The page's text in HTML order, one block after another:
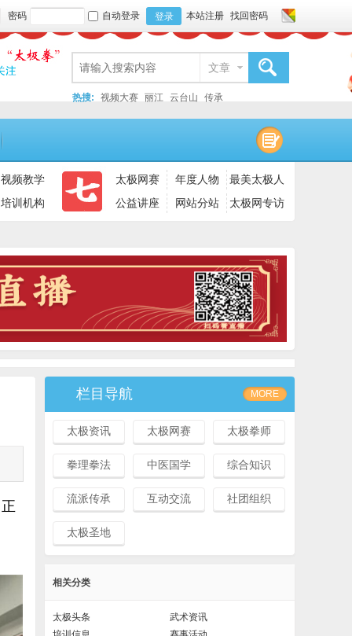
密码 自动登录 登录 本站注册 找回密码
文章
热搜: 视频大赛 丽江 云台山 传承
视频教学
培训机构
太极网赛 年度人物
最美太极人
公益讲座
网站分站 太极网专访
栏目导航 MORE
太极资讯 太极网赛 太极拳师
拳理拳法 中医国学 综合知识
流派传承 互动交流 社团组织
太极圣地
相关分类
太极头条
武术资讯